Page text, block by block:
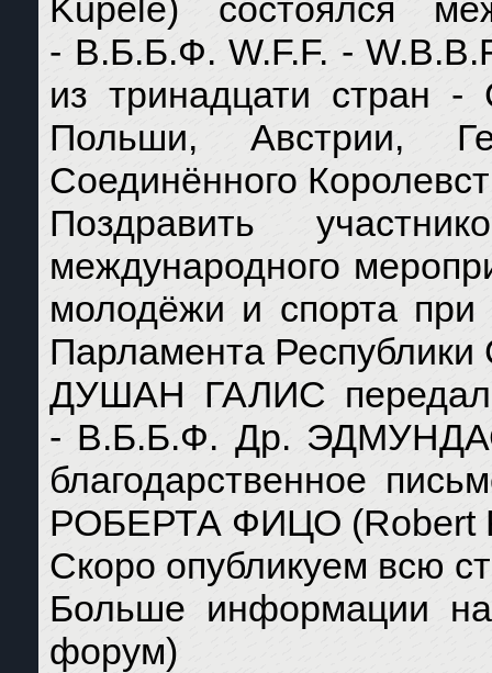
Kupele) состоялся
- В.Б.Б.Ф. W.F.F. -
из тринадцати стран -
Польши, Австрии,
Соединённого
Поздравить
международного
молодёжи и спорта при
Парламента
ДУШАН ГАЛИС передал
- В.Б.Б.Ф. Др.
благодарственное
РОБЕРТА ФИЦО (Robert
Скоро опубликуем всю
Больше информации
форум)